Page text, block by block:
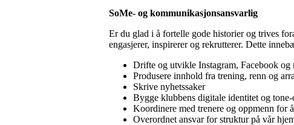
SoMe- og kommunikasjonsansvarlig
Er du glad i å fortelle gode historier og trives
engasjerer, inspirerer og rekrutterer. Dette
Drifte og utvikle Instagram, Facebook og
Produsere innhold fra trening, renn og
Skrive nyhetssaker
Bygge klubbens digitale identitet og
Koordinere med trenere og oppmenn for
Overordnet ansvar for struktur på vår